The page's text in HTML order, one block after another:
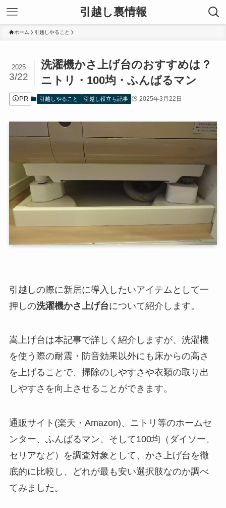
引越し裏情報
ホーム 引越しやること
洗濯機かさ上げ台のおすすめは？
ニトリ・100均・ふんばるマン
2025
3/22
PR 引越しやること 引越し役立ち記事 2025年3月22日
引越しの際に新居に導入したいアイテムとして一
押しの洗濯機かさ上げ台について紹介します。
嵩上げ台は本記事で詳しく紹介しますが、洗濯機
を使う際の耐震・防音効果以外にも床からの高さ
を上げることで、掃除のしやすさや衣類の取り出
しやすさを向上させることができます。
通販サイト(楽天・Amazon)、ニトリ等のホームセ
ンター、ふんばるマン、そして100均（ダイソー、
セリアなど）を調査対象として、かさ上げ台を徹
底的に比較し、どれが最も安い選択肢なのか調べ
てみました。